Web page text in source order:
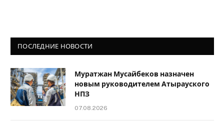
ПОСЛЕДНИЕ НОВОСТИ
Муратжан Мусайбеков назначен
новым руководителем Атырауского
НПЗ
07.08.2026